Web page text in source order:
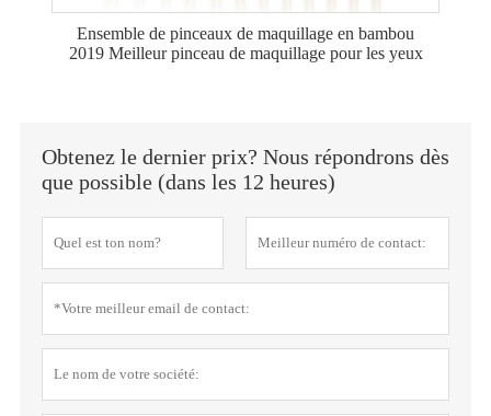
Ensemble de pinceaux de maquillage en bambou
2019 Meilleur pinceau de maquillage pour les yeux
Obtenez le dernier prix? Nous répondrons dès
que possible (dans les 12 heures)